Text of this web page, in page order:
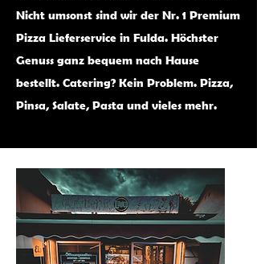
Nicht umsonst sind wir der Nr. 1 Premium
Pizza Lieferservice in Fulda. Höchster
Genuss ganz bequem nach Hause
bestellt. Catering? Kein Problem. Pizza,
Pinsa, Salate, Pasta und vieles mehr.